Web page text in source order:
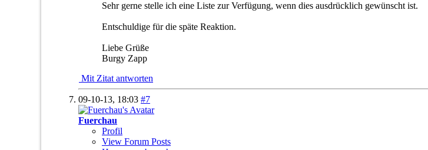
Sehr gerne stelle ich eine Liste zur Verfügung, wenn dies ausdrücklich gewünscht ist.
Entschuldige für die späte Reaktion.
Liebe Grüße
Burgy Zapp
Mit Zitat antworten
09-10-13, 18:03 #7
Fuerchau
Profil
View Forum Posts